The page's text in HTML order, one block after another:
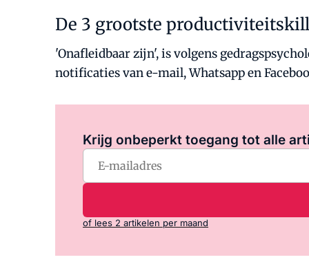
De 3 grootste
'Onafleidbaar zijn', is volgens
notificaties van e-mail, Whatsapp en
Krijg onbeperkt toegang tot alle
of lees 2 artikelen per maand